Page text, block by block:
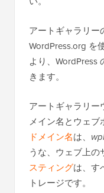
アートギャラリー
WordPress.org を
より、WordPress
きます。
アートギャラリー
メイン名とウェブ
ドメイン名は、
うな、ウェブ上の
スティングは、す
トレージです。